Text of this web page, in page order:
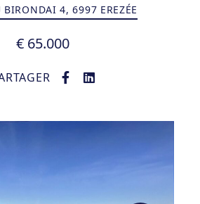
BIRONDAI 4, 6997 EREZÉE
€ 65.000